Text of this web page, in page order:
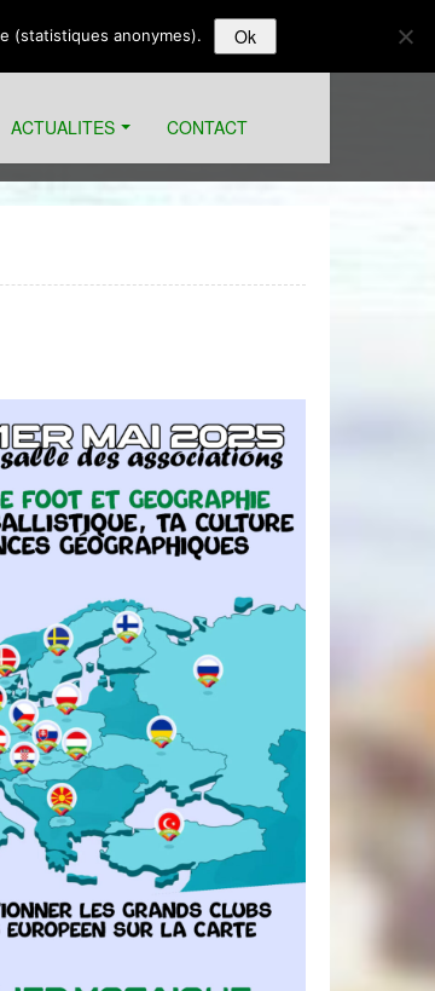
ACTUALITES CONTACT
(statistiques anonymes). Ok